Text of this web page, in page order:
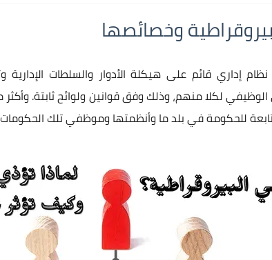
وخصائصها
إداري قائم على هيكلة الأدوار والسلطات الإدارية
لكلا منهم، وذلك وفق قوانين ولوائح ثابتة. وأكثر
للحكومة في بلد ما وأنظمتها وموظفي تلك